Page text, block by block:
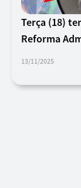
Terça (18)
Reforma
13/11/2025